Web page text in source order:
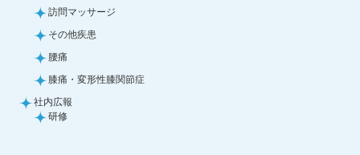
訪問マッサージ
その他疾患
腰痛
膝痛・変形性膝関節症
社内広報
研修